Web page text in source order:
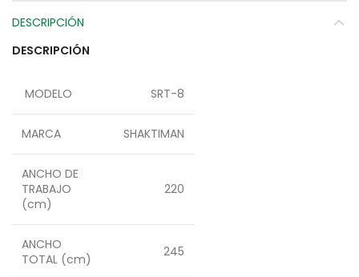
DESCRIPCIÓN
DESCRIPCIÓN
MODELO SRT-8
MARCA SHAKTIMAN
ANCHO DE
TRABAJO
(cm)
220
ANCHO
TOTAL (cm)
245